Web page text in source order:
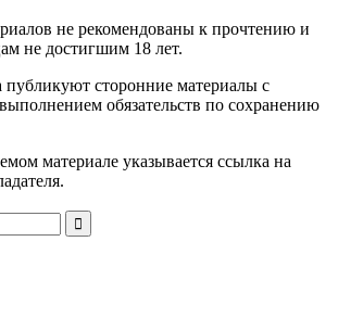
не рекомендованы к прочтению и
не достигшим 18 лет.
публикуют сторонние материалы с
обязательств по сохранению
материале указывается ссылка на